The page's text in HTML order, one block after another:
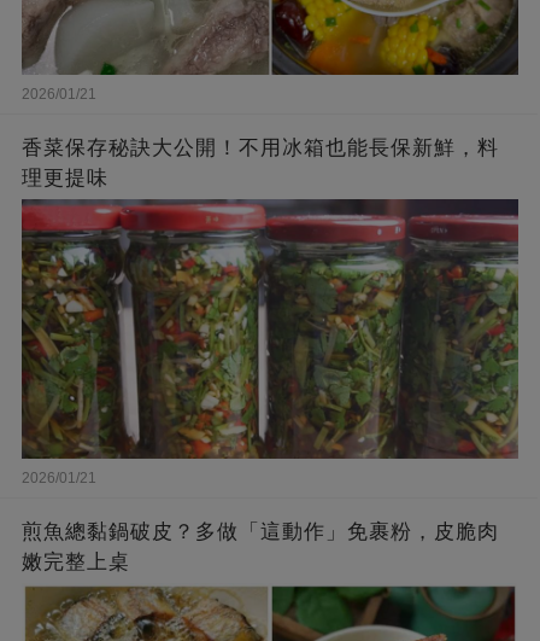
2026/01/21
香菜保存秘訣大公開！不用冰箱也能長保新鮮，料
理更提味
2026/01/21
煎魚總黏鍋破皮？多做「這動作」免裹粉，皮脆肉
嫩完整上桌